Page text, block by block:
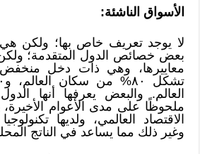
الأسواق الناشئة:
لا يوجد تعريف خاص بها؛ ولكن هي
بعض خصائص الدول المتقدمة؛
معاييرها، وهي ذات دخل
العالم. والبعض يعرفها أنها
ملحوظًا على مدى الأعوام
الاقتصاد العالمي، ولديها
وغير ذلك مما يساعد في الناتج